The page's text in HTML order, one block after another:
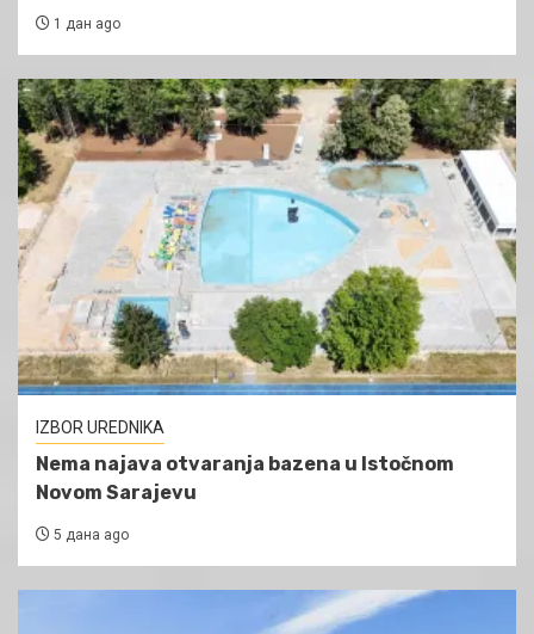
1 дан ago
IZBOR UREDNIKA
Nema najava otvaranja bazena u Istočnom
Novom Sarajevu
5 дана ago